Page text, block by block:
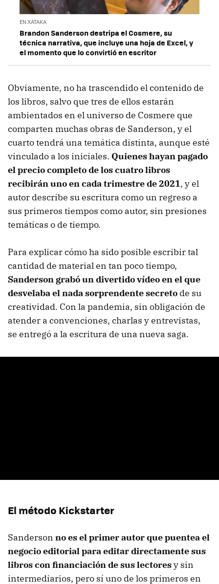
EN XATAKA
Brandon Sanderson destripa el Cosmere, su
técnica narrativa, que incluye una hoja de Excel, y
el momento que lo convirtió en escritor
Obviamente, no ha trascendido el contenido de
los libros, salvo que tres de ellos estarán
ambientados en el universo de Cosmere que
comparten muchas obras de Sanderson, y el
cuarto tendrá una temática distinta, aunque esté
vinculado a los iniciales. Quienes hayan pagado
el precio completo de los cuatro libros
recibirán uno en cada trimestre de 2021, y el
autor describe su escritura como un regreso a
sus primeros tiempos como autor, sin presiones
temáticas o de tiempo.
Para explicar cómo ha sido posible escribir tal
cantidad de material en tan poco tiempo,
Sanderson grabó un divertido vídeo en el que
desvelaba el nada sorprendente secreto de su
creatividad. Con la pandemia, sin obligación de
atender a convenciones, charlas y entrevistas,
se entregó a la escritura de una nueva saga.
El método Kickstarter
Sanderson no es el primer autor que puentea el
negocio editorial para editar directamente sus
libros con financiación de sus lectoresy sin
intermediarios, pero sí uno de los primeros en